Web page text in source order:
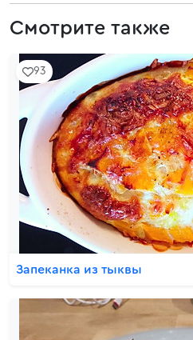
Смотрите также
93
Запеканка из тыквы